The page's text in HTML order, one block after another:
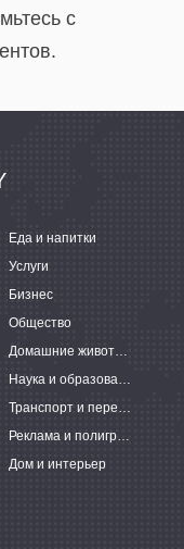
с
Еда и напитки
Услуги
Бизнес
Общество
Домашние животные
Наука и образование
Транспорт и перевозки
Реклама и полиграфия
Дом и интерьер